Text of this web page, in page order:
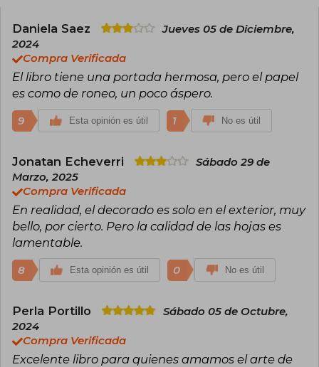
las obras: El inventor de viajes, ilustrada por José
en colaboración con la pintora Lina Vila.
Daniela Saez
Jueves 05 de Diciembre,
2024
Compra Verificada
El libro tiene una portada hermosa, pero el papel
es como de roneo, un poco áspero.
9 Esta opinión es útil 1 No es útil
Jonatan Echeverri
Sábado 29 de
Marzo, 2025
Compra Verificada
En realidad, el decorado es solo en el exterior, muy
bello, por cierto. Pero la calidad de las hojas es
lamentable.
8 Esta opinión es útil 0 No es útil
Perla Portillo
Sábado 05 de Octubre,
2024
Compra Verificada
Excelente libro para quienes amamos el arte de